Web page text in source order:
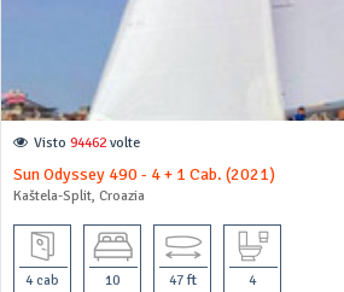
Visto 94462 volte
Sun Odyssey 490 - 4 + 1 Cab. (2021)
Kaštela-Split, Croazia
4 cab 10 47 ft 4